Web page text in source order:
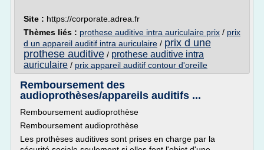
Site : https://corporate.adrea.fr
Thèmes liés : prothese auditive intra auriculaire prix / prix
d un appareil auditif intra auriculaire / prix d une
prothese auditive / prothese auditive intra
auriculaire / prix appareil auditif contour d'oreille
Remboursement des
audioprothèses/appareils auditifs ...
Remboursement audioprothèse
Remboursement audioprothèse
Les prothèses auditives sont prises en charge par la